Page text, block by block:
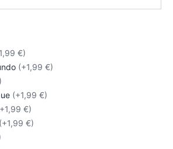
€)
(+1,99 €)
(+1,99 €)
€)
(+1,99 €)